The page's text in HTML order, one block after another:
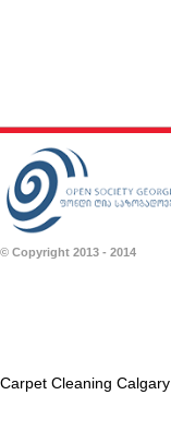
© Copyright 2013 - 2014
Carpet Cleaning Calgary